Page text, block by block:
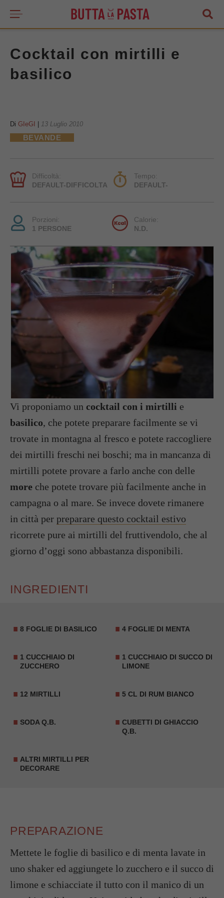
Cocktail con mirtilli e
basilico
Di GIeGI 13 Luglio 2010
BEVANDE
Difficoltà:
DEFAULT-DIFFICOLTA
Tempo:
DEFAULT-
Porzioni:
1 PERSONE
Calorie:
N.D.
Vi proponiamo un cocktail con i mirtilli e
basilico, che potete preparare facilmente se vi
trovate in montagna al fresco e potete raccogliere
dei mirtilli freschi nei boschi; ma in mancanza di
mirtilli potete provare a farlo anche con delle
more che potete trovare più facilmente anche in
campagna o al mare. Se invece dovete rimanere
in città per preparare questo cocktail estivo
ricorrete pure ai mirtilli del fruttivendolo, che al
giorno d’oggi sono abbastanza disponibili.
INGREDIENTI
8 FOGLIE DI BASILICO 4 FOGLIE DI MENTA
1 CUCCHIAIO DI
ZUCCHERO
1 CUCCHIAIO DI SUCCO DI
LIMONE
12 MIRTILLI 5 CL DI RUM BIANCO
SODA Q.B.
CUBETTI DI GHIACCIO
Q.B.
ALTRI MIRTILLI PER
DECORARE
PREPARAZIONE
Mettete le foglie di basilico e di menta lavate in
uno shaker ed aggiungete lo zucchero e il succo di
limone e schiacciate il tutto con il manico di un